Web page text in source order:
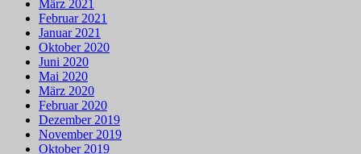
März 2021
Februar 2021
Januar 2021
Oktober 2020
Juni 2020
Mai 2020
März 2020
Februar 2020
Dezember 2019
November 2019
Oktober 2019